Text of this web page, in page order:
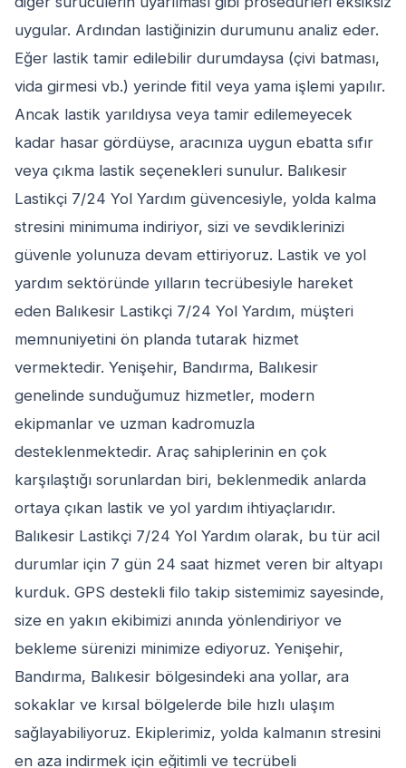
uygular. Ardından lastiğinizin durumunu analiz eder.
Eğer lastik tamir edilebilir durumdaysa (çivi batması,
vida girmesi vb.) yerinde fitil veya yama işlemi yapılır.
Ancak lastik yarıldıysa veya tamir edilemeyecek
kadar hasar gördüyse, aracınıza uygun ebatta sıfır
veya çıkma lastik seçenekleri sunulur. Balıkesir
Lastikçi 7/24 Yol Yardım güvencesiyle, yolda kalma
stresini minimuma indiriyor, sizi ve sevdiklerinizi
güvenle yolunuza devam ettiriyoruz. Lastik ve yol
yardım sektöründe yılların tecrübesiyle hareket
eden Balıkesir Lastikçi 7/24 Yol Yardım, müşteri
memnuniyetini ön planda tutarak hizmet
vermektedir. Yenişehir, Bandırma, Balıkesir
genelinde sunduğumuz hizmetler, modern
ekipmanlar ve uzman kadromuzla
desteklenmektedir. Araç sahiplerinin en çok
karşılaştığı sorunlardan biri, beklenmedik anlarda
ortaya çıkan lastik ve yol yardım ihtiyaçlarıdır.
Balıkesir Lastikçi 7/24 Yol Yardım olarak, bu tür acil
durumlar için 7 gün 24 saat hizmet veren bir altyapı
kurduk. GPS destekli filo takip sistemimiz sayesinde,
size en yakın ekibimizi anında yönlendiriyor ve
bekleme sürenizi minimize ediyoruz. Yenişehir,
Bandırma, Balıkesir bölgesindeki ana yollar, ara
sokaklar ve kırsal bölgelerde bile hızlı ulaşım
sağlayabiliyoruz. Ekiplerimiz, yolda kalmanın stresini
en aza indirmek için eğitimli ve tecrübeli